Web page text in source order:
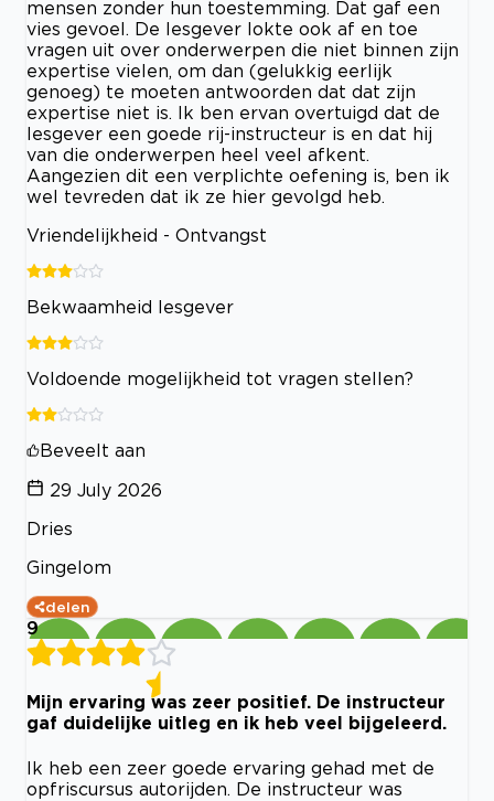
mensen zonder hun toestemming. Dat gaf een
vies gevoel. De lesgever lokte ook af en toe
vragen uit over onderwerpen die niet binnen zijn
expertise vielen, om dan (gelukkig eerlijk
genoeg) te moeten antwoorden dat dat zijn
expertise niet is. Ik ben ervan overtuigd dat de
lesgever een goede rij-instructeur is en dat hij
van die onderwerpen heel veel afkent.
Aangezien dit een verplichte oefening is, ben ik
wel tevreden dat ik ze hier gevolgd heb.
Vriendelijkheid - Ontvangst
Bekwaamheid lesgever
Voldoende mogelijkheid tot vragen stellen?
Beveelt aan
29 July 2026
Dries
Gingelom
delen
9
Mijn ervaring was zeer positief. De instructeur
gaf duidelijke uitleg en ik heb veel bijgeleerd.
Ik heb een zeer goede ervaring gehad met de
opfriscursus autorijden. De instructeur was